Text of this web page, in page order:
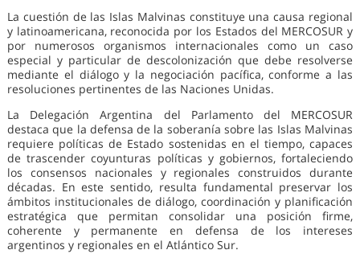
La cuestión de las Islas Malvinas constituye una causa regional
y latinoamericana, reconocida por los Estados del MERCOSUR y
por numerosos organismos internacionales como un caso
especial y particular de descolonización que debe resolverse
mediante el diálogo y la negociación pacífica, conforme a las
resoluciones pertinentes de las Naciones Unidas.
La Delegación Argentina del Parlamento del MERCOSUR
destaca que la defensa de la soberanía sobre las Islas Malvinas
requiere políticas de Estado sostenidas en el tiempo, capaces
de trascender coyunturas políticas y gobiernos, fortaleciendo
los consensos nacionales y regionales construidos durante
décadas. En este sentido, resulta fundamental preservar los
ámbitos institucionales de diálogo, coordinación y planificación
estratégica que permitan consolidar una posición firme,
coherente y permanente en defensa de los intereses
argentinos y regionales en el Atlántico Sur.